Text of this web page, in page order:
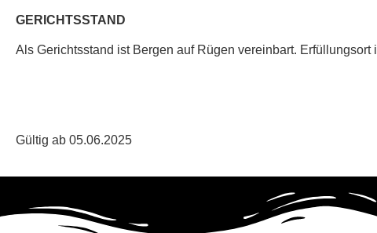
GERICHTSSTAND
Als Gerichtsstand ist Bergen auf Rügen vereinbart. Erfüllungsort
Gültig ab 05.06.2025